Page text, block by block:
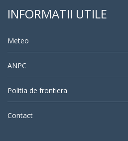
INFORMATII UTILE
Meteo
ANPC
Politia de frontiera
Contact